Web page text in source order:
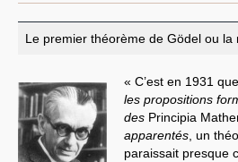
Le premier théorème de Gödel ou la
« C’est en 1931
les propositions
des Principia
apparentés, un
paraissait presque